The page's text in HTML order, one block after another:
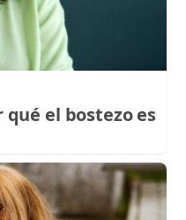
el bostezo es